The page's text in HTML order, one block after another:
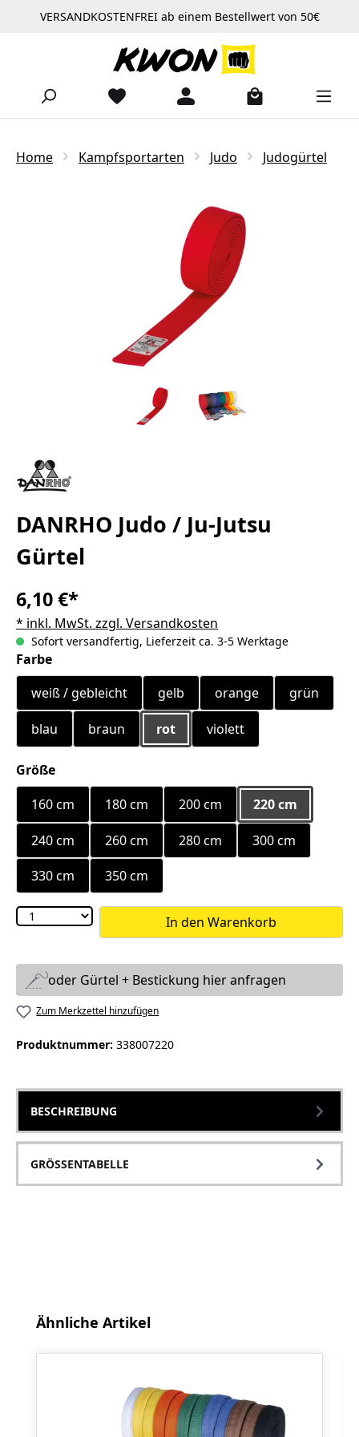
Zum Hauptinhalt springen
VERSANDKOSTENFREI ab einem Bestellwert von 50€
Home Kampfsportarten Judo Judogürtel
DANRHO Judo / Ju-Jutsu
Gürtel
6,10 €*
* inkl. MwSt. zzgl. Versandkosten
Sofort versandfertig, Lieferzeit ca. 3-5 Werktage
Farbeauswählen
weiß / gebleicht
gelb orange grün
blau braun rot violett
Größeauswählen
160 cm
180 cm 200 cm 220 cm
240 cm 260 cm 280 cm
300 cm
330 cm
350 cm
In den Warenkorb
oder Gürtel + Bestickung hier anfragen
Zum Merkzettel hinzufügen
Produktnummer: 338007220
BESCHREIBUNG
GRÖSSENTABELLE
Produktgalerie überspringen
Ähnliche Artikel